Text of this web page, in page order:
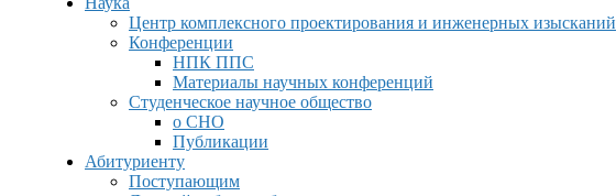
Центр комплексного проектирования и инженерных изысканий
Конференции
НПК ППС
Материалы научных конференций
Студенческое научное общество
о СНО
Публикации
Абитуриенту
Поступающим